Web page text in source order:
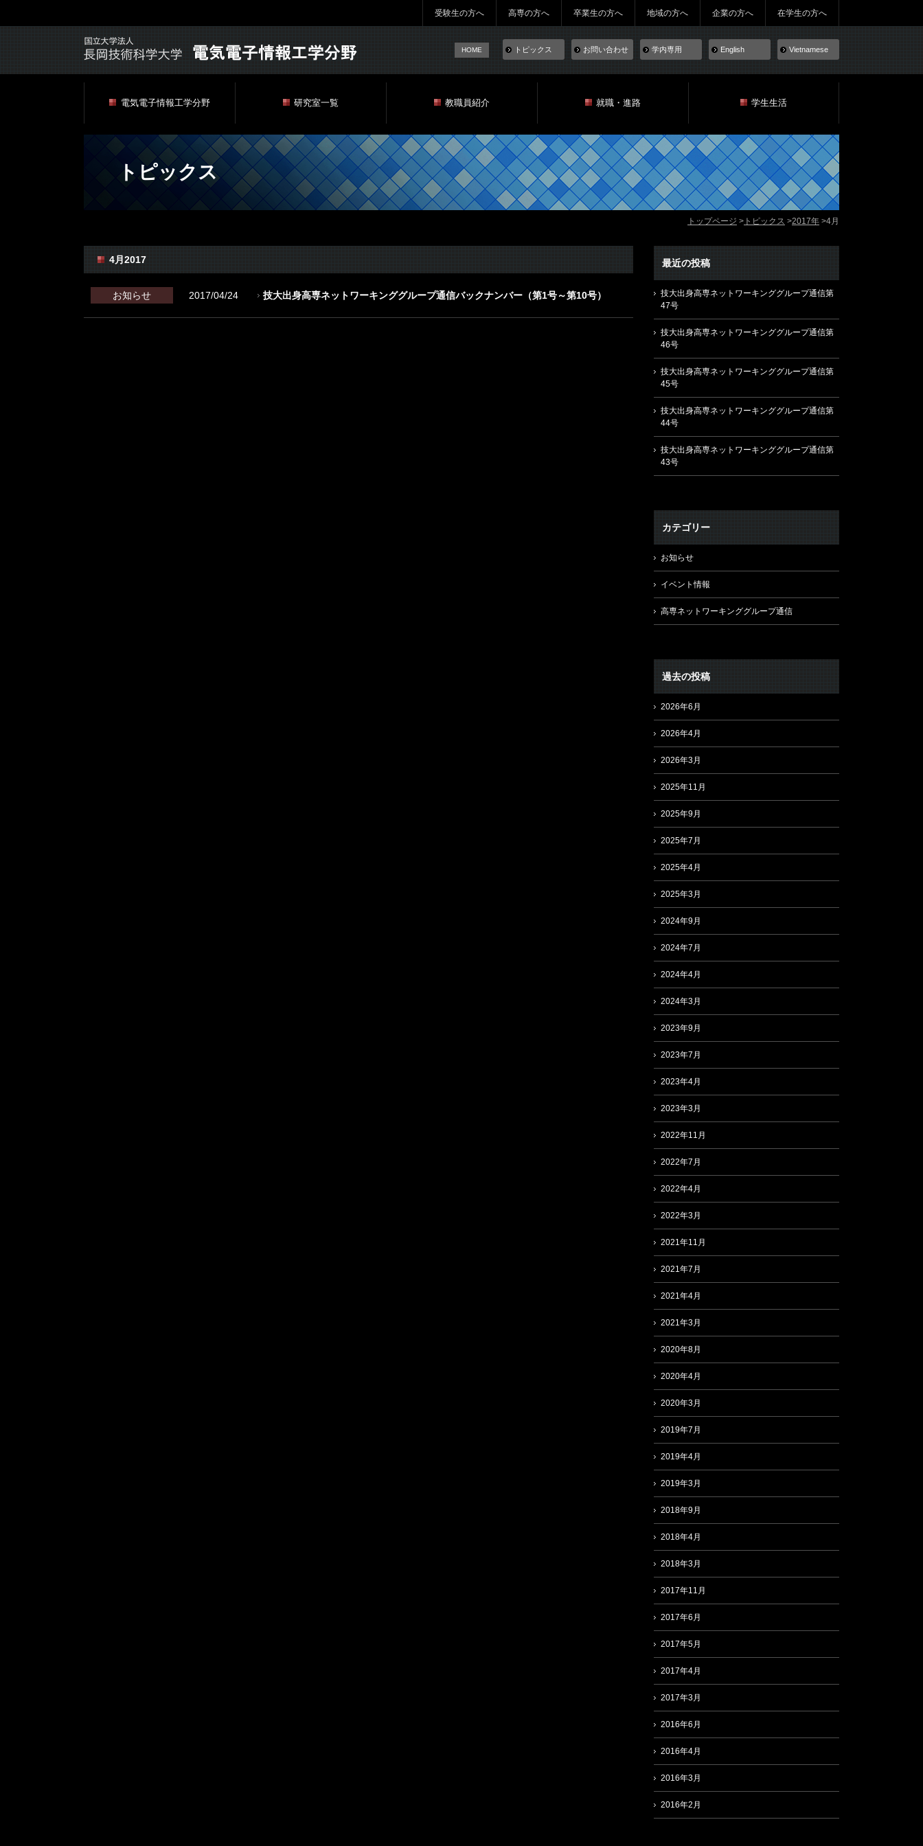
受験生の方へ 高専の方へ 卒業生の方へ 地域の方へ 企業の方へ 在学生の方へ
HOME トピックス お問い合わせ 学内専用 English Vietnamese
電気電子情報工学分野 研究室一覧 教職員紹介 就職・進路 学生生活
トピックス
トップページ トピックス 2017年 4月
4月2017
お知らせ 2017/04/24 技大出身高専ネットワーキンググループ通信バックナンバー（第1号～第10号）
最近の投稿
技大出身高専ネットワーキンググループ通信第
47号
技大出身高専ネットワーキンググループ通信第
46号
技大出身高専ネットワーキンググループ通信第
45号
技大出身高専ネットワーキンググループ通信第
44号
技大出身高専ネットワーキンググループ通信第
43号
カテゴリー
お知らせ
イベント情報
高専ネットワーキンググループ通信
過去の投稿
2026年6月
2026年4月
2026年3月
2025年11月
2025年9月
2025年7月
2025年4月
2025年3月
2024年9月
2024年7月
2024年4月
2024年3月
2023年9月
2023年7月
2023年4月
2023年3月
2022年11月
2022年7月
2022年4月
2022年3月
2021年11月
2021年7月
2021年4月
2021年3月
2020年8月
2020年4月
2020年3月
2019年7月
2019年4月
2019年3月
2018年9月
2018年4月
2018年3月
2017年11月
2017年6月
2017年5月
2017年4月
2017年3月
2016年6月
2016年4月
2016年3月
2016年2月